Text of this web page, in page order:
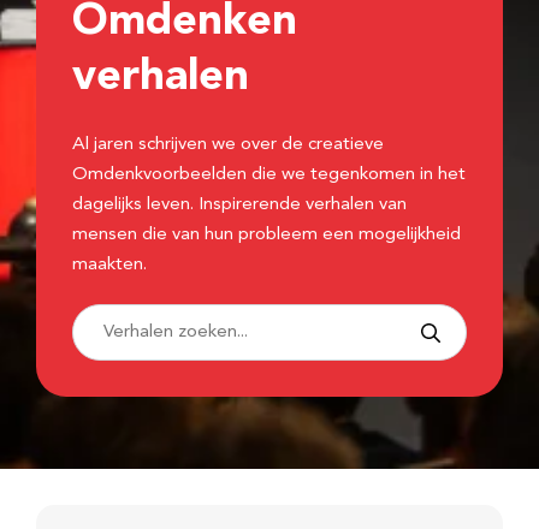
Omdenken
verhalen
Al jaren schrijven we over de creatieve
Omdenkvoorbeelden die we tegenkomen in het
dagelijks leven. Inspirerende verhalen van
mensen die van hun probleem een mogelijkheid
maakten.